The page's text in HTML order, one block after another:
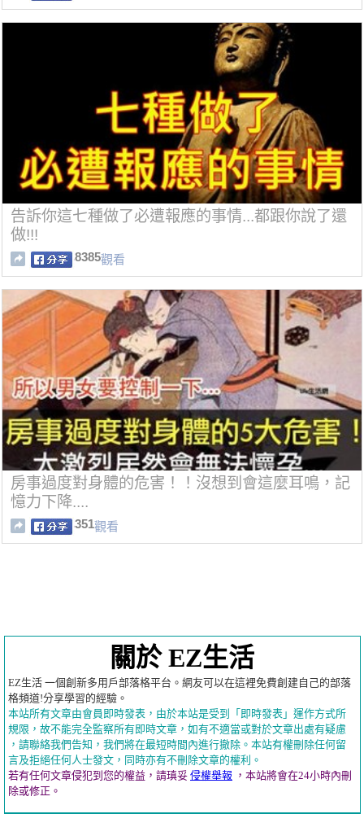
告訴你這七種做了必遭報應的事情...都跟你說了還
做!!!
8385觀看
房事過度對身體的危害！！沒想到會這麼耳鳴，記
憶力下降....
351觀看
關於 EZ生活
EZ生活 一個創新多用戶部落格平台。網友可以在這裡免費創建自己的部落
格頻道!分享學習的經驗。
本站所有文章由會員即時發表，由於本站是受到「即時發表」運作方式所
規限，故不能完全監察所有即時文章，如有不適當或對於文章出處有疑慮
，請聯絡我們告知，我們將在最短時間內進行撤除。本站有權刪除任何留
言及拒絕任何人士發文，同時亦有不刪除文章的權利。
若有任何文章侵犯到您的權益，請瑱妥 侵權舉報 ，本站將會在24小時內刪
除或修正。